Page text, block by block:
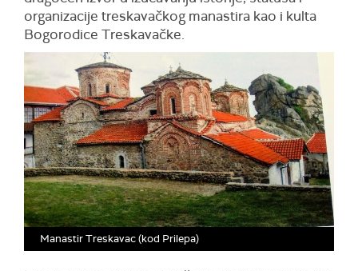
organizacije treskavačkog manastira kao i kulta
Bogorodice Treskavačke.
Manastir Treskavac (kod Prilepa)